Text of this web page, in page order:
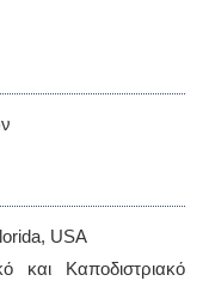
USA
και Καποδιστριακό